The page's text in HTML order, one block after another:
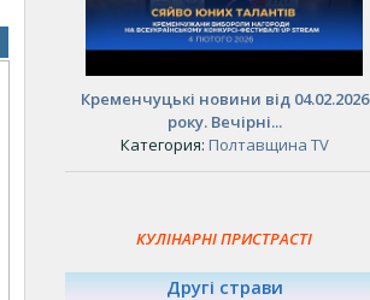
Кременчуцькі новини від 04.02.2026
року. Вечірні...
Категория: Полтавщина TV
КУЛІНАРНІ ПРИСТРАСТІ
Другі страви